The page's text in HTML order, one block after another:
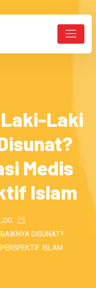
Laki
Medis
Islam
DISUNAT?
ISLAM